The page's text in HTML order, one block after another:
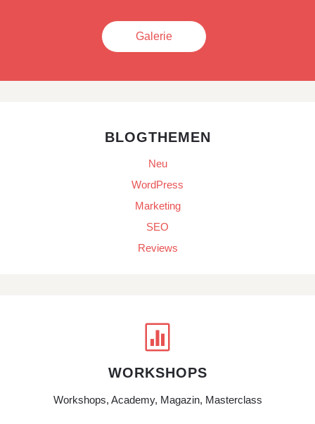
Galerie
BLOGTHEMEN
Neu
WordPress
Marketing
SEO
Reviews

WORKSHOPS
Workshops, Academy, Magazin, Masterclass